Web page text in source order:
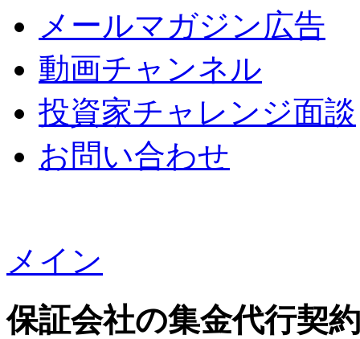
メールマガジン広告
動画チャンネル
投資家チャレンジ面談
お問い合わせ
メイン
保証会社の集金代行契約